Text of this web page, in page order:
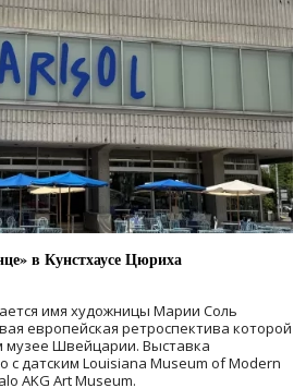
в Кунстхаусе Цюриха
имя художницы Марии Соль
европейская ретроспектива которой
музее Швейцарии. Выставка
с датским Louisiana Museum of Modern
AKG Art Museum.